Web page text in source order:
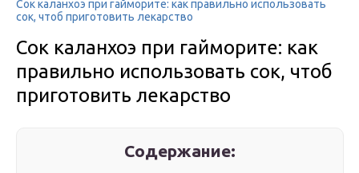
Сок каланхоэ при гайморите: как правильно использовать
сок, чтоб приготовить лекарство
Сок каланхоэ при гайморите: как
правильно использовать сок, чтоб
приготовить лекарство
Содержание: